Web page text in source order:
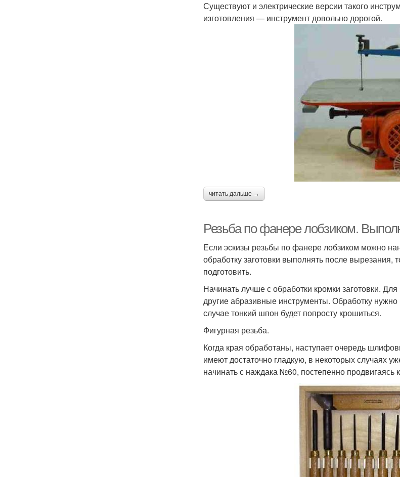
Существуют и электрические версии такого
изготовления — инструмент довольно дорогой.
читать дальше →
Резьба по фанере лобзиком.
Если эскизы резьбы по фанере лобзиком можно
обработку заготовки выполнять после вырезания,
подготовить.
Начинать лучше с обработки кромки заготовки.
другие абразивные инструменты. Обработку
случае тонкий шпон будет попросту крошиться.
Фигурная резьба.
Когда края обработаны, наступает очередь
имеют достаточно гладкую, в некоторых случаях
начинать с наждака №60, постепенно продвигаясь